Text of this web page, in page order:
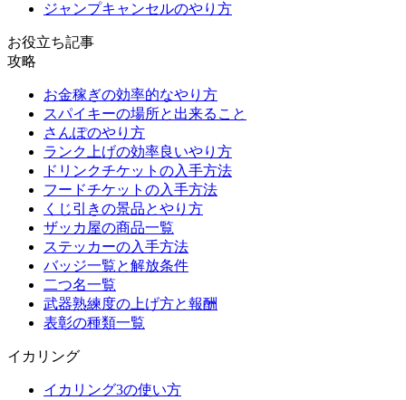
ジャンプキャンセルのやり方
お役立ち記事
攻略
お金稼ぎの効率的なやり方
スパイキーの場所と出来ること
さんぽのやり方
ランク上げの効率良いやり方
ドリンクチケットの入手方法
フードチケットの入手方法
くじ引きの景品とやり方
ザッカ屋の商品一覧
ステッカーの入手方法
バッジ一覧と解放条件
二つ名一覧
武器熟練度の上げ方と報酬
表彰の種類一覧
イカリング
イカリング3の使い方